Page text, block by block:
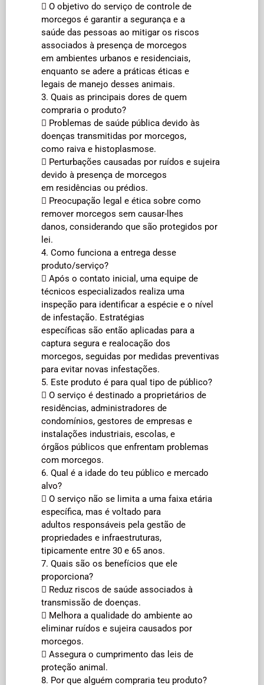
 O objetivo do serviço de controle de
morcegos é garantir a segurança e a
saúde das pessoas ao mitigar os riscos
associados à presença de morcegos
em ambientes urbanos e residenciais,
enquanto se adere a práticas éticas e
legais de manejo desses animais.
3. Quais as principais dores de quem
compraria o produto?
 Problemas de saúde pública devido às
doenças transmitidas por morcegos,
como raiva e histoplasmose.
 Perturbações causadas por ruídos e sujeira
devido à presença de morcegos
em residências ou prédios.
 Preocupação legal e ética sobre como
remover morcegos sem causar-lhes
danos, considerando que são protegidos por
lei.
4. Como funciona a entrega desse
produto/serviço?
 Após o contato inicial, uma equipe de
técnicos especializados realiza uma
inspeção para identificar a espécie e o nível
de infestação. Estratégias
específicas são então aplicadas para a
captura segura e realocação dos
morcegos, seguidas por medidas preventivas
para evitar novas infestações.
5. Este produto é para qual tipo de público?
 O serviço é destinado a proprietários de
residências, administradores de
condomínios, gestores de empresas e
instalações industriais, escolas, e
órgãos públicos que enfrentam problemas
com morcegos.
6. Qual é a idade do teu público e mercado
alvo?
 O serviço não se limita a uma faixa etária
específica, mas é voltado para
adultos responsáveis pela gestão de
propriedades e infraestruturas,
tipicamente entre 30 e 65 anos.
7. Quais são os benefícios que ele
proporciona?
 Reduz riscos de saúde associados à
transmissão de doenças.
 Melhora a qualidade do ambiente ao
eliminar ruídos e sujeira causados por
morcegos.
 Assegura o cumprimento das leis de
proteção animal.
8. Por que alguém compraria teu produto?